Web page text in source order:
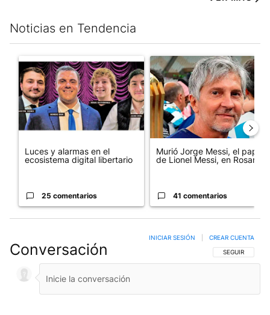
Noticias en Tendencia
Este listado muestra los artículos con más comentarios en los
Un artículo de tendencia con el título "Luces y alarmas en el
Luces y alarmas en el
ecosistema digital libertario
25 comentarios
Un artículo de tendencia con
Murió Jorge Messi, el papá
de Lionel Messi, en Rosario
41 comentarios
Conversación SIGA ESTA
SEGUIR
INICIAR SESIÓN CREAR CUENTA